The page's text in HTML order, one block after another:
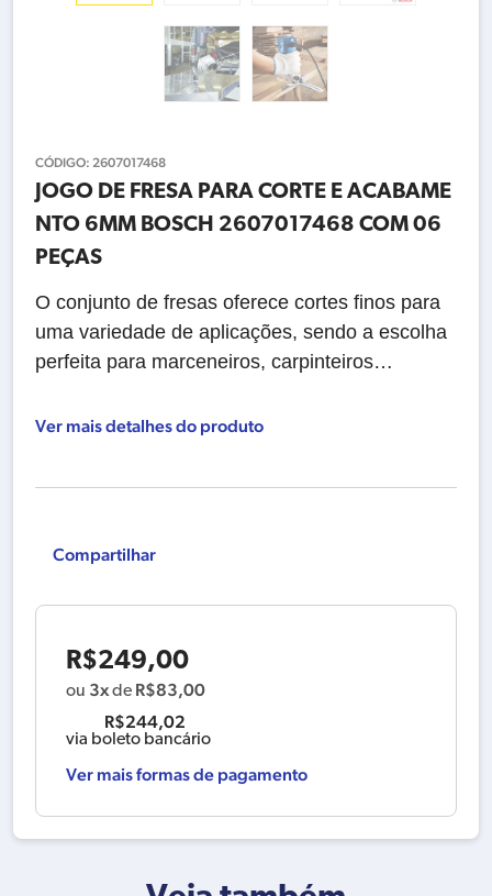
CÓDIGO: 2607017468
JOGO DE FRESA PARA CORTE E ACABAME
NTO 6MM BOSCH 2607017468 COM 06
PEÇAS
O conjunto de fresas oferece cortes finos para
uma variedade de aplicações, sendo a escolha
perfeita para marceneiros, carpinteiros…
Ver mais detalhes do produto
Compartilhar
R$249,00
ou 3xde R$83,00
R$244,02
via boleto bancário
Ver mais formas de pagamento